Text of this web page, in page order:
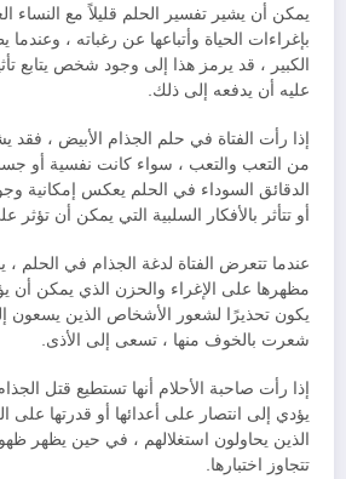
يمكن أن يشير تفسير الحلم قليلاً مع النساء
بإغراءات الحياة وأتباعها عن رغباته ،
الكبير ، قد يرمز هذا إلى وجود شخص يتابع
عليه أن يدفعه إلى ذلك.
إذا رأت الفتاة في حلم الجذام الأبيض ، فقد
من التعب والتعب ، سواء كانت نفسية أو
الدقائق السوداء في الحلم يعكس إمكانية
أو تتأثر بالأفكار السلبية التي يمكن أن تؤثر
عندما تتعرض الفتاة لدغة الجذام في الحلم
مظهرها على الإغراء والحزن الذي يمكن أن
يكون تحذيرًا لشعور الأشخاص الذين يسعون
شعرت بالخوف منها ، تسعى إلى الأذى.
إذا رأت صاحبة الأحلام أنها تستطيع قتل
يؤدي إلى انتصار على أعدائها أو قدرتها
الذين يحاولون استغلالهم ، في حين يظهر
تتجاوز اختبارها.